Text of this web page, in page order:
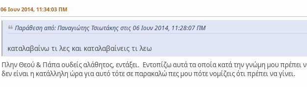
06 Ιουν 2014, 11:34:03 ΠΜ
Παράθεση από: Παναγιώτης Τσιωτάκης στις 06 Ιουν 2014, 11:28:07 ΠΜ
καταλαβαίνω τι λες και καταλαβαίνεις τι λεω
Πλην Θεού & Πάπα ουδείς αλάθητος, εντάξει. Εντοπίζω αυτά τα οποία κατά την γνώμη μου πρέπει
δεν είναι η κατάλληλη ώρα για αυτό τότε σε παρακαλώ πες μου πότε νομίζεις ότι πρέπει να γίνει.